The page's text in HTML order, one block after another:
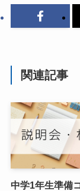
関連記事
中学1年生準備